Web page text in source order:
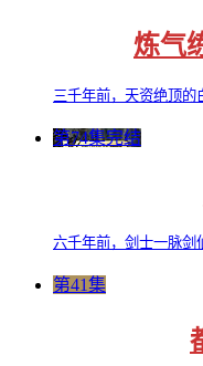
炼气
三千年前，天资绝顶的
第74集完结
六千年前，剑士一脉剑
第41集